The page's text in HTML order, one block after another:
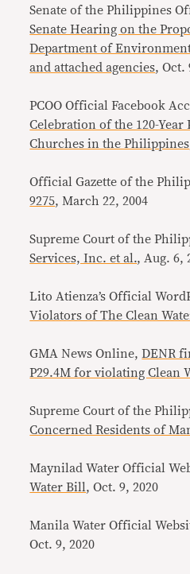
Senate of the Philippines
Senate Hearing on the
Department of
and attached agencies, Oct.
PCOO Official Facebook
Celebration of the 120-Year
Churches in the Philippines
Official Gazette of the
9275, March 22, 2004
Supreme Court of the
Services, Inc. et al., Aug. 6,
Lito Atienza’s Official
Violators of The Clean
GMA News Online,DENR
P29.4M for violating Clean
Supreme Court of the
Concerned Residents of
Maynilad Water Official
Water Bill , Oct. 9, 2020
Manila Water Official
Oct. 9, 2020